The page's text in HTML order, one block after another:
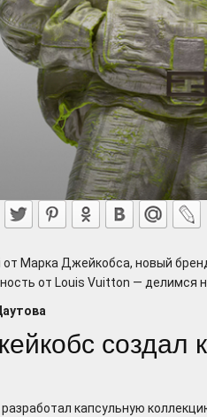
от Марка Джейкобса, новый
от Louis Vuitton — делимся
создал
капсульную